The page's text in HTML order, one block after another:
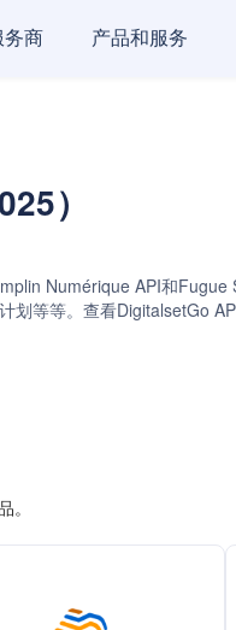
务商 产品和服务
）
Numérique API和
等等。查看DigitalsetGo